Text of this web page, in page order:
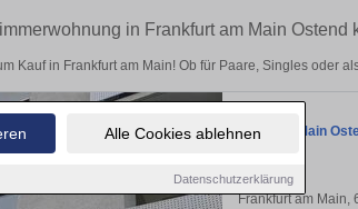
Alle Cookies ablehnen
Datenschutzerklärung
in Frankfurt am Main Ostend
Kauf in Frankfurt am Main! Ob für Paare, Singles oder
FrankfurtMain
Frankfurt am Main,